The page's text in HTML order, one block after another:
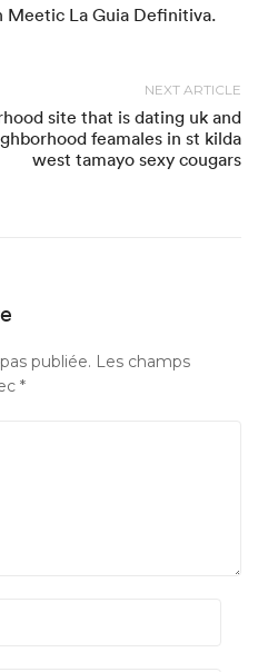
La Guia Definitiva.
NEXT ARTICLE
site that is dating uk and
feamales in st kilda
west tamayo sexy cougars
publiée. Les champs
*